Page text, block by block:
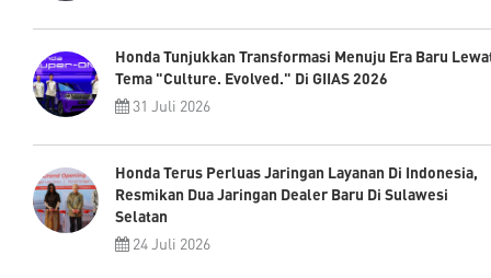
Honda Tunjukkan Transformasi Menuju Era Baru
Tema "Culture. Evolved." Di GIIAS 2026
31 Juli 2026
Honda Terus Perluas Jaringan Layanan Di Indonesia,
Resmikan Dua Jaringan Dealer Baru Di Sulawesi
Selatan
24 Juli 2026